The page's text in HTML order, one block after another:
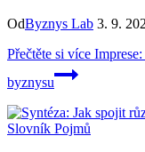
OdByznys Lab 3. 9.
Přečtěte si více
byznysu
Slovník Pojmů